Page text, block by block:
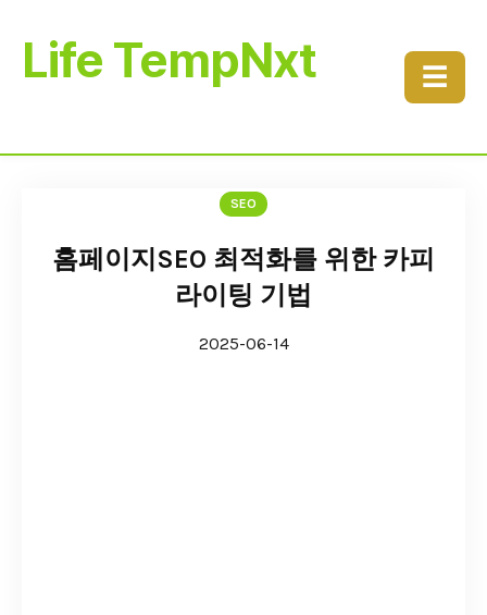
Life TempNxt ☰
SEO
홈페이지SEO 최적화를 위한 카피
라이팅 기법
2025-06-14